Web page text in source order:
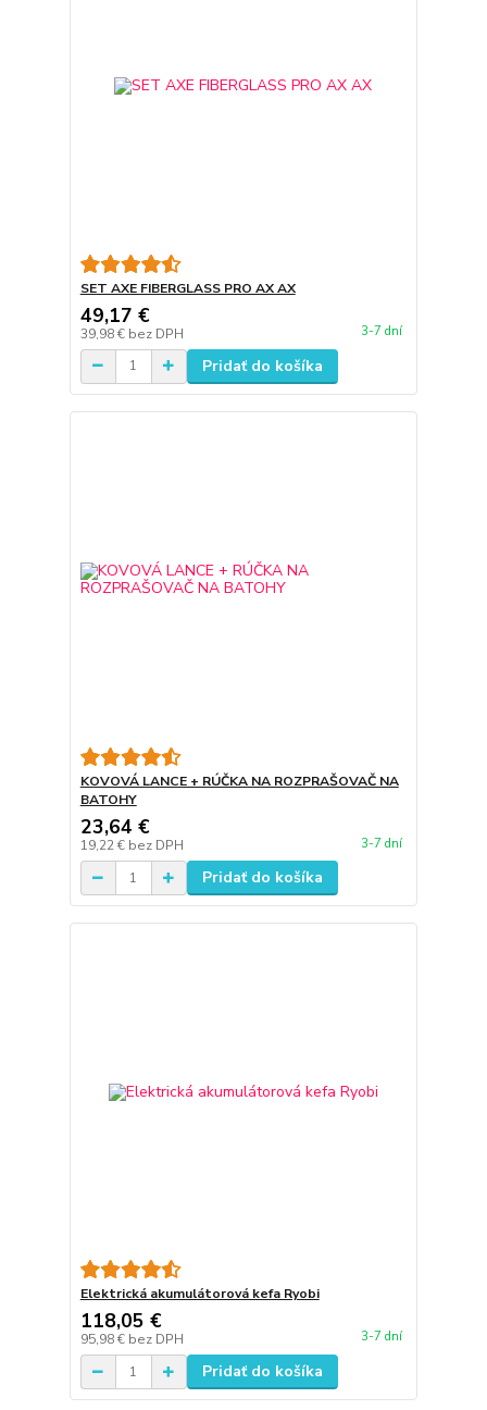
SET AXE FIBERGLASS PRO AX AX
49,17 €
39,98 € bez DPH 3-7 dní
Pridať do košíka
KOVOVÁ LANCE + RÚČKA NA ROZPRAŠOVAČ NA
BATOHY
23,64 €
19,22 € bez DPH 3-7 dní
Pridať do košíka
Elektrická akumulátorová kefa Ryobi
118,05 €
95,98 € bez DPH 3-7 dní
Pridať do košíka